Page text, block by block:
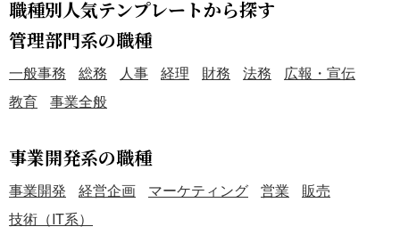
職種別人気テンプレートから探す
管理部門系の職種
一般事務 総務 人事 経理 財務 法務
広報・宣伝
教育
事業全般
事業開発系の職種
事業開発 経営企画 マーケティング 営業
販売
技術（IT系）